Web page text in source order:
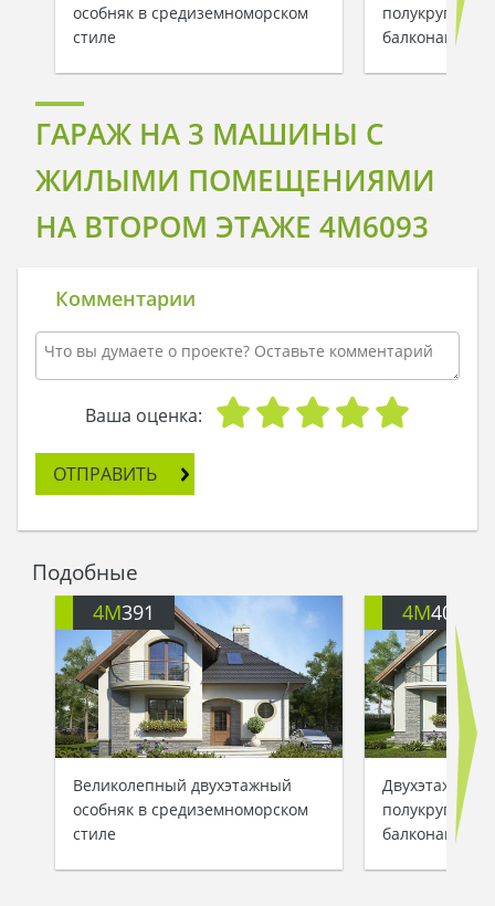
особняк в средиземноморском
стиле
балконами
ГАРАЖ НА 3 МАШИНЫ С
ЖИЛЫМИ ПОМЕЩЕНИЯМИ
НА ВТОРОМ ЭТАЖЕ 4M6093
Комментарии
Ваша оценка:
ОТПРАВИТЬ
Подобные
4M391
Великолепный двухэтажный
особняк в средиземноморском
стиле
4M401
Двухэтажный
балконами